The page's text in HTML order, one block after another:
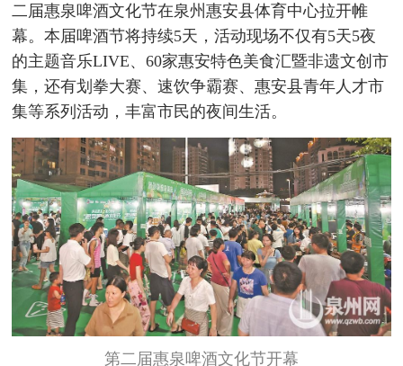
二届惠泉啤酒文化节在泉州惠安县体育中心拉开帷
幕。本届啤酒节将持续5天，活动现场不仅有5天5夜
的主题音乐LIVE、60家惠安特色美食汇暨非遗文创市
集，还有划拳大赛、速饮争霸赛、惠安县青年人才市
集等系列活动，丰富市民的夜间生活。
第二届惠泉啤酒文化节开幕